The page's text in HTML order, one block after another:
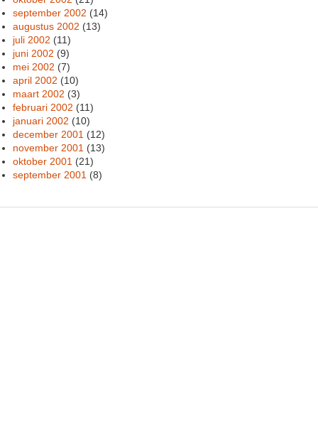
september 2002 (14)
augustus 2002 (13)
juli 2002 (11)
juni 2002 (9)
mei 2002 (7)
april 2002 (10)
maart 2002 (3)
februari 2002 (11)
januari 2002 (10)
december 2001 (12)
november 2001 (13)
oktober 2001 (21)
september 2001 (8)